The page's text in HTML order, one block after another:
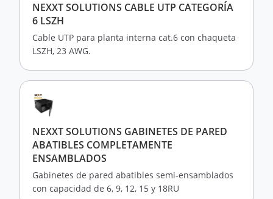
NEXXT SOLUTIONS CABLE UTP CATEGORÍA
6 LSZH
Cable UTP para planta interna cat.6 con chaqueta
LSZH, 23 AWG.
NEXXT SOLUTIONS GABINETES DE PARED
ABATIBLES COMPLETAMENTE
ENSAMBLADOS
Gabinetes de pared abatibles semi-ensamblados
con capacidad de 6, 9, 12, 15 y 18RU